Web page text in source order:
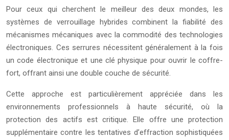
Pour ceux qui cherchent le meilleur des deux mondes, les
systèmes de verrouillage hybrides combinent la fiabilité des
mécanismes mécaniques avec la commodité des technologies
électroniques. Ces serrures nécessitent généralement à la fois
un code électronique et une clé physique pour ouvrir le coffre-
fort, offrant ainsi une double couche de sécurité.
Cette approche est particulièrement appréciée dans les
environnements professionnels à haute sécurité, où la
protection des actifs est critique. Elle offre une protection
supplémentaire contre les tentatives d’effraction sophistiquées